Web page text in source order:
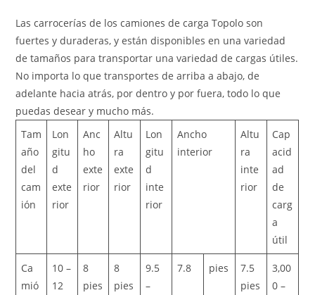
Las carrocerías de los camiones de carga Topolo son
fuertes y duraderas, y están disponibles en una variedad
de tamaños para transportar una variedad de cargas útiles.
No importa lo que transportes de arriba a abajo, de
adelante hacia atrás, por dentro y por fuera, todo lo que
puedas desear y mucho más.
Tam
año
del
cam
ión
Lon
gitu
d
exte
rior
Anc
ho
exte
rior
Altu
ra
exte
rior
Lon
gitu
d
inte
rior
Ancho
interior
Altu
ra
inte
rior
Cap
acid
ad
de
carg
a
útil
Ca
mió
10 –
12
8
pies
8
pies
9.5
–
7.8 pies
7.5
pies
3,00
0 –